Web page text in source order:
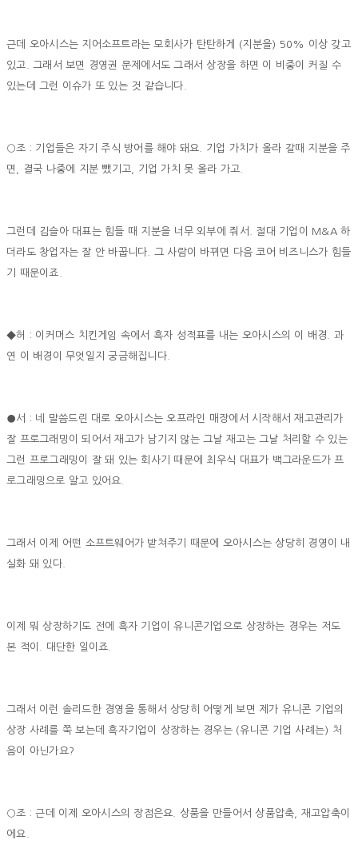
근데 오아시스는 지어소프트라는 모회사가 탄탄하게 (지분을) 50% 이상 갖고
있고. 그래서 보면 경영권 문제에서도 그래서 상장을 하면 이 비중이 커질 수
있는데 그런 이슈가 또 있는 것 같습니다.
○조 : 기업들은 자기 주식 방어를 해야 돼요. 기업 가치가 올라 갈때 지분을 주
면, 결국 나중에 지분 뺐기고, 기업 가치 못 올라 가고.
그런데 김슬아 대표는 힘들 때 지분을 너무 외부에 줘서. 절대 기업이 M&A 하
더라도 창업자는 잘 안 바꿉니다. 그 사람이 바뀌면 다음 코어 비즈니스가 힘들
기 때문이죠.
◆허 : 이커머스 치킨게임 속에서 흑자 성적표를 내는 오아시스의 이 배경. 과
연 이 배경이 무엇일지 궁금해집니다.
●서 : 네 말씀드린 대로 오아시스는 오프라인 매장에서 시작해서 재고관리가
잘 프로그래밍이 되어서 재고가 남기지 않는 그날 재고는 그날 처리할 수 있는
그런 프로그래밍이 잘 돼 있는 회사기 때문에 최우식 대표가 백그라운드가 프
로그래밍으로 알고 있어요.
그래서 이제 어떤 소프트웨어가 받쳐주기 때문에 오아시스는 상당히 경영이 내
실화 돼 있다.
이제 뭐 상장하기도 전에 흑자 기업이 유니콘기업으로 상장하는 경우는 저도
본 적이. 대단한 일이죠.
그래서 이런 솔리드한 경영을 통해서 상당히 어떻게 보면 제가 유니콘 기업의
상장 사례를 쭉 보는데 흑자기업이 상장하는 경우는 (유니콘 기업 사례는) 처
음이 아닌가요?
○조 : 근데 이제 오아시스의 장점은요. 상품을 만들어서 상품압축, 재고압축이
에요.